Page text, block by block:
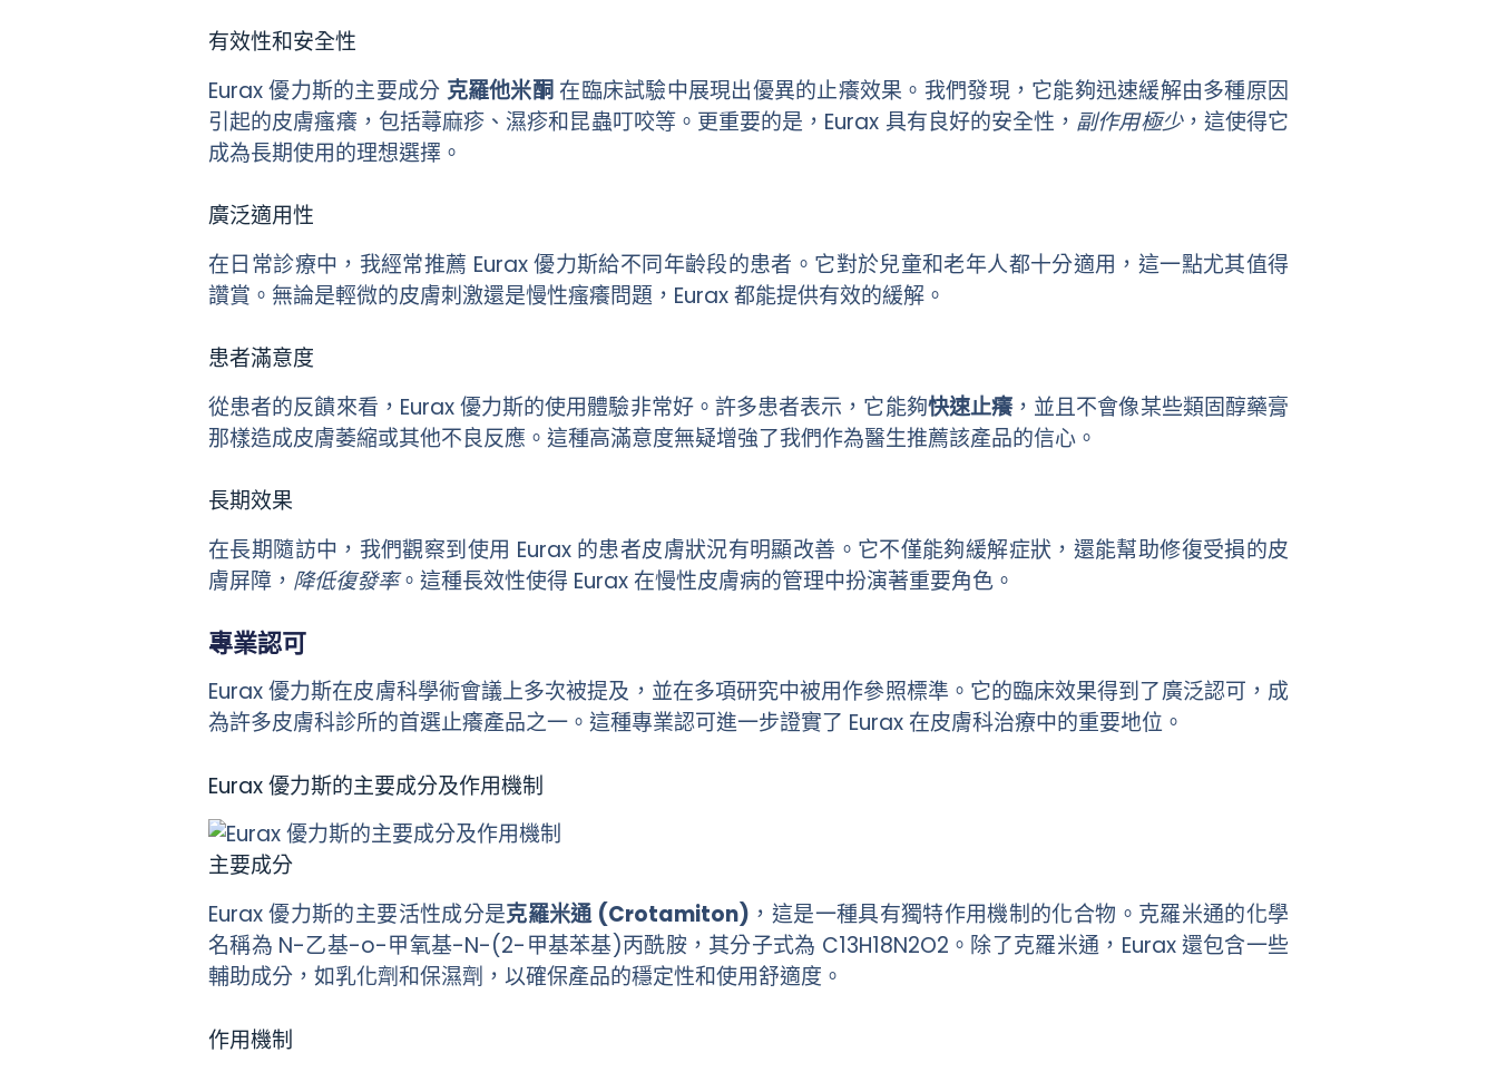
有效性和安全性
Eurax 優力斯的主要成分 克羅他米酮在臨床試驗中展現出優異的止癢效果。我們發現，它能夠迅速緩解由多種原因
引起的皮膚瘙癢，包括蕁麻疹、濕疹和昆蟲叮咬等。更重要的是，Eurax 具有良好的安全性， 副作用極少，這使得它
成為長期使用的理想選擇。
廣泛適用性
在日常診療中，我經常推薦 Eurax 優力斯給不同年齡段的患者。它對於兒童和老年人都十分適用，這一點尤其值得
讚賞。無論是輕微的皮膚刺激還是慢性瘙癢問題，Eurax 都能提供有效的緩解。
患者滿意度
從患者的反饋來看，Eurax 優力斯的使用體驗非常好。許多患者表示，它能夠快速止癢 ，並且不會像某些類固醇藥膏
那樣造成皮膚萎縮或其他不良反應。這種高滿意度無疑增強了我們作為醫生推薦該產品的信心。
長期效果
在長期隨訪中，我們觀察到使用 Eurax 的患者皮膚狀況有明顯改善。它不僅能夠緩解症狀，還能幫助修復受損的皮
膚屏障， 降低復發率。這種長效性使得 Eurax 在慢性皮膚病的管理中扮演著重要角色。
專業認可
Eurax 優力斯在皮膚科學術會議上多次被提及，並在多項研究中被用作參照標準。它的臨床效果得到了廣泛認可，成
為許多皮膚科診所的首選止癢產品之一。這種專業認可進一步證實了 Eurax 在皮膚科治療中的重要地位。
Eurax 優力斯的主要成分及作用機制
主要成分
Eurax 優力斯的主要活性成分是克羅米通 (Crotamiton) ，這是一種具有獨特作用機制的化合物。克羅米通的化學
名稱為 N-乙基-o-甲氧基-N-(2-甲基苯基)丙酰胺，其分子式為 C13H18N2O2。除了克羅米通，Eurax 還包含一些
輔助成分，如乳化劑和保濕劑，以確保產品的穩定性和使用舒適度。
作用機制